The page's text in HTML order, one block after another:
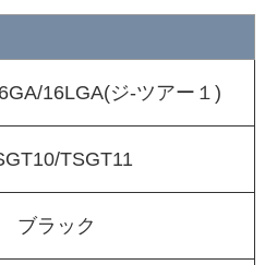
16LGA(ジ-ツアー１)
TSGT11
ブラック